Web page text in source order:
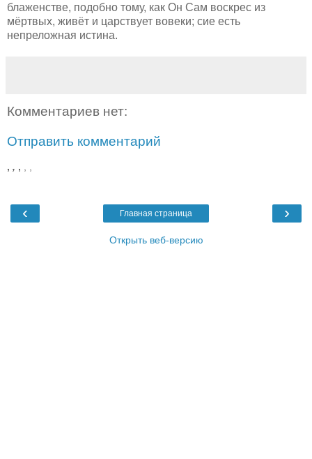
блаженстве, подобно тому, как Он Сам воскрес из
мёртвых, живёт и царствует вовеки; сие есть
непреложная истина.
Комментариев нет:
Отправить комментарий
, , ,
‹ ›
Главная страница
Открыть веб-версию